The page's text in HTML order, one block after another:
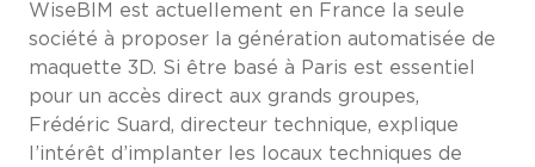
WiseBIM est actuellement en France la seule
société à proposer la génération automatisée de
maquette 3D. Si être basé à Paris est essentiel
pour un accès direct aux grands groupes,
Frédéric Suard, directeur technique, explique
l’intérêt d’implanter les locaux techniques de